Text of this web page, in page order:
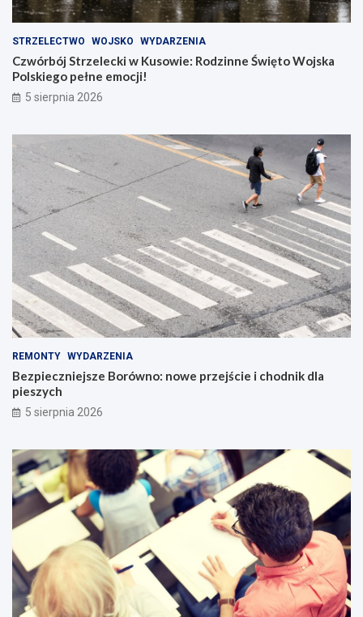
STRZELECTWO WOJSKO WYDARZENIA
Czwórbój Strzelecki w Kusowie: Rodzinne Święto Wojska
Polskiego pełne emocji!
5 sierpnia 2026
REMONTY WYDARZENIA
Bezpieczniejsze Borówno: nowe przejście i chodnik dla
pieszych
5 sierpnia 2026